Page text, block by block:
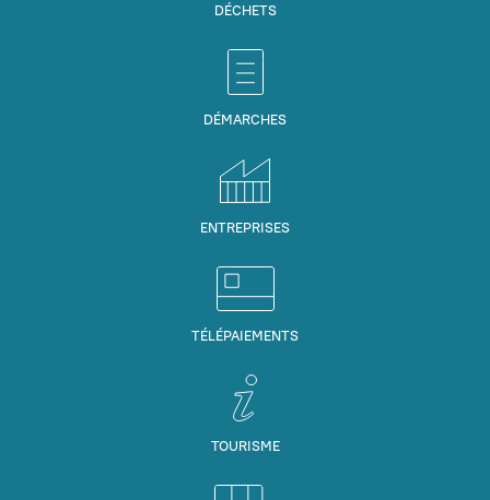
DÉCHETS
DÉMARCHES
ENTREPRISES
TÉLÉPAIEMENTS
TOURISME